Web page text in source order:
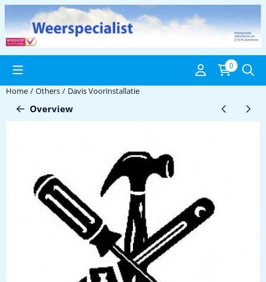
Cookie preferences are available. Choose settings or allow all
0
Home / Others / Davis Voorinstallatie
Overview